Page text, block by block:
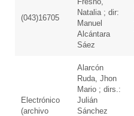
(043)16705
Natalia ; dir:
Manuel
Alcántara
Sáez
Electrónico
(archivo
Alarcón
Ruda, Jhon
Mario ; dirs.:
Julián
Sánchez